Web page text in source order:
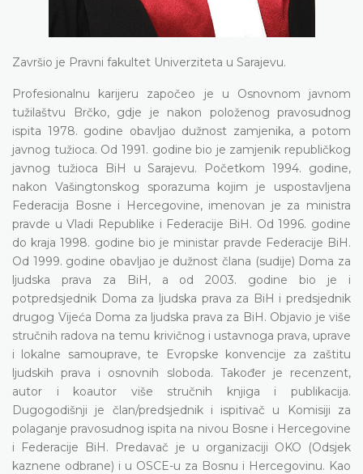
Završio je Pravni fakultet Univerziteta u Sarajevu.
Profesionalnu karijeru započeo je u Osnovnom javnom
tužilaštvu Brčko, gdje je nakon položenog pravosudnog
ispita 1978. godine obavljao dužnost zamjenika, a potom
javnog tužioca. Od 1991. godine bio je zamjenik republičkog
javnog tužioca BiH u Sarajevu. Početkom 1994. godine,
nakon Vašingtonskog sporazuma kojim je uspostavljena
Federacija Bosne i Hercegovine, imenovan je za ministra
pravde u Vladi Republike i Federacije BiH. Od 1996. godine
do kraja 1998. godine bio je ministar pravde Federacije BiH.
Od 1999. godine obavljao je dužnost člana (sudije) Doma za
ljudska prava za BiH, a od 2003. godine bio je i
potpredsjednik Doma za ljudska prava za BiH i predsjednik
drugog Vijeća Doma za ljudska prava za BiH. Objavio je više
stručnih radova na temu krivičnog i ustavnoga prava, uprave
i lokalne samouprave, te Evropske konvencije za zaštitu
ljudskih prava i osnovnih sloboda. Također je recenzent,
autor i koautor više stručnih knjiga i publikacija.
Dugogodišnji je član/predsjednik i ispitivač u Komisiji za
polaganje pravosudnog ispita na nivou Bosne i Hercegovine
i Federacije BiH. Predavač je u organizaciji OKO (Odsjek
kaznene odbrane) i u OSCE-u za Bosnu i Hercegovinu. Kao